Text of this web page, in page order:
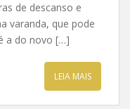
de descanso e
varanda, que pode
a do novo […]
LEIA MAIS